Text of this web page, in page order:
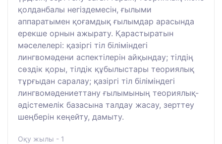
қолданбалы негіздемесін, ғылыми
аппаратымен қоғамдық ғылымдар арасында
ерекше орнын ажырату. Қарастыратын
мәселелері: қазіргі тіл біліміндегі
лингвомәдени аспектілерін айқындау; тілдің
сөздік қоры, тілдік құбылыстары теориялық
тұрғыдан саралау; қазіргі тіл біліміндегі
лингвомәдениеттану ғылымының теориялық-
әдістемелік базасына талдау жасау, зерттеу
шеңберін кеңейту, дамыту.
Оқу жылы - 1